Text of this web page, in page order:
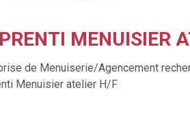
MENUISIER
de Menuiserie/Agencement
Menuisier atelier H/F